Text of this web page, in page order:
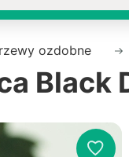
ozdobne
Black